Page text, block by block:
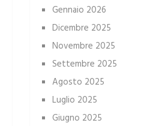
Gennaio 2026
Dicembre 2025
Novembre 2025
Settembre 2025
Agosto 2025
Luglio 2025
Giugno 2025